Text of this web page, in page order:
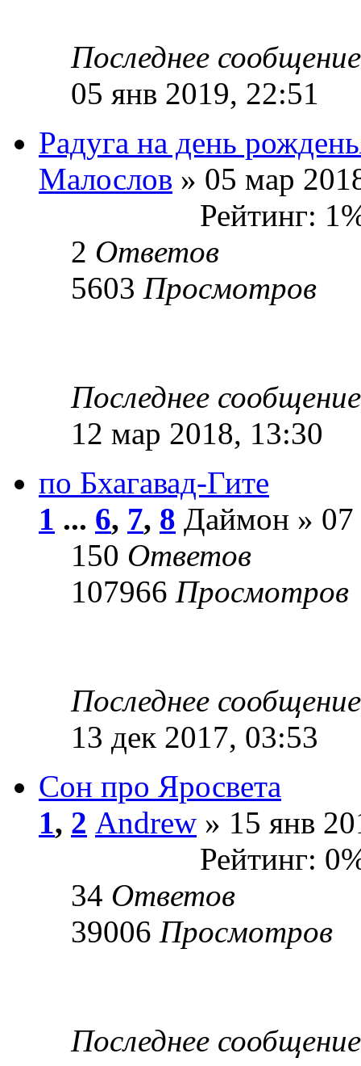
Последнее
05 янв 2019, 22:51
Радуга на день
Малослов » 05 мар
Рейтинг:
2 Ответов
5603 Просмотров
Последнее
12 мар 2018, 13:30
по Бхагавад-Гите
1 ... 6, 7, 8 Даймон » 07
150 Ответов
107966 Просмотров
Последнее
13 дек 2017, 03:53
Сон про Яросвета
1, 2 Andrew » 15 янв
Рейтинг:
34 Ответов
39006 Просмотров
Последнее